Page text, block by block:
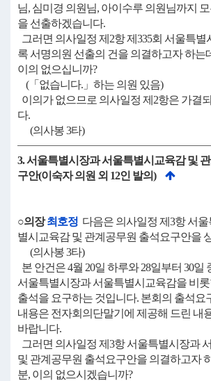
님, 심미경 의원님, 아이수루 의원님까지
을 선출하겠습니다.
그러면 의사일정 제2항 제335회 서울특별
록 서명의원 선출의 건을 의결하고자 하는
이의 없으십니까?
(「없습니다.」하는 의원 있음)
이의가 없으므로 의사일정 제2항은 가결
다.
(의사봉 3타)
3. 서울특별시장과 서울특별시교육감 및
구안(이숙자 의원 외 12인 발의)
○의장최호정 다음은 의사일정 제3항 서
별시교육감 및 관계공무원 출석요구안을
(의사봉 3타)
본 안건은 4월 20일 하루와 28일부터 30일
서울특별시장과 서울특별시교육감을 비
출석을 요구하는 것입니다. 본회의 출석요
내용은 전자회의단말기에 제공해 드린 내
바랍니다.
그러면 의사일정 제3항 서울특별시장과
및 관계공무원 출석요구안을 의결하고자
분, 이의 없으시겠습니까?